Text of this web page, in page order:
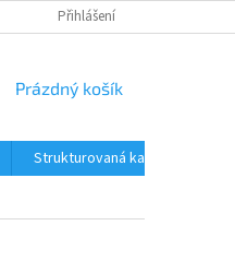
Přihlášení
NÁKUPNÍ
Prázdný košík
Strukturovaná kabeláž